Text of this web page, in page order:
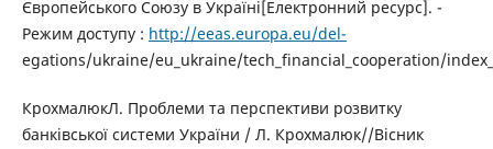
Європейського Союзу в Україні[Електронний ресурс]. -
Режим доступу : http://eeas.europa.eu/del-
egations/ukraine/eu_ukraine/tech_financial_cooperation/
КрохмалюкЛ. Проблеми та перспективи розвитку
банківської системи України / Л. Крохмалюк//Вісник